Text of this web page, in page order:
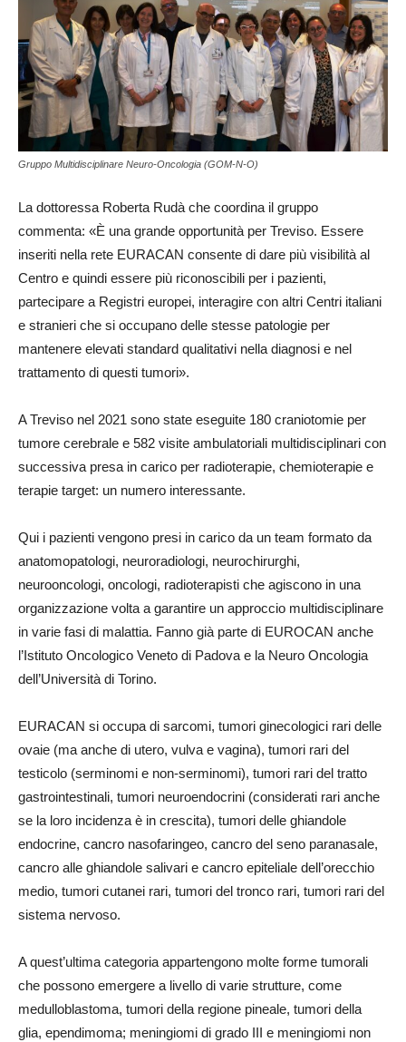
Gruppo Multidisciplinare Neuro-Oncologia (GOM-N-O)
La dottoressa Roberta Rudà che coordina il gruppo
commenta: «È una grande opportunità per Treviso. Essere
inseriti nella rete EURACAN consente di dare più visibilità al
Centro e quindi essere più riconoscibili per i pazienti,
partecipare a Registri europei, interagire con altri Centri italiani
e stranieri che si occupano delle stesse patologie per
mantenere elevati standard qualitativi nella diagnosi e nel
trattamento di questi tumori».
A Treviso nel 2021 sono state eseguite 180 craniotomie per
tumore cerebrale e 582 visite ambulatoriali multidisciplinari con
successiva presa in carico per radioterapie, chemioterapie e
terapie target: un numero interessante.
Qui i pazienti vengono presi in carico da un team formato da
anatomopatologi, neuroradiologi, neurochirurghi,
neurooncologi, oncologi, radioterapisti che agiscono in una
organizzazione volta a garantire un approccio multidisciplinare
in varie fasi di malattia. Fanno già parte di EUROCAN anche
l’Istituto Oncologico Veneto di Padova e la Neuro Oncologia
dell’Università di Torino.
EURACAN si occupa di sarcomi, tumori ginecologici rari delle
ovaie (ma anche di utero, vulva e vagina), tumori rari del
testicolo (serminomi e non-serminomi), tumori rari del tratto
gastrointestinali, tumori neuroendocrini (considerati rari anche
se la loro incidenza è in crescita), tumori delle ghiandole
endocrine, cancro nasofaringeo, cancro del seno paranasale,
cancro alle ghiandole salivari e cancro epiteliale dell’orecchio
medio, tumori cutanei rari, tumori del tronco rari, tumori rari del
sistema nervoso.
A quest’ultima categoria appartengono molte forme tumorali
che possono emergere a livello di varie strutture, come
medulloblastoma, tumori della regione pineale, tumori della
glia, ependimoma; meningiomi di grado III e meningiomi non